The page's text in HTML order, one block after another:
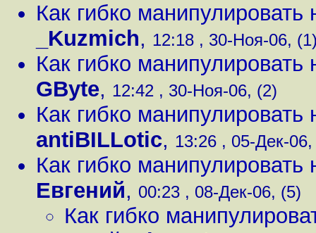
Как гибко
_Kuzmich, 12:18 , 30-Ноя-06,
Как гибко
GByte, 12:42 , 30-Ноя-06, (2)
Как гибко
antiBILLotic, 13:26 , 05-Дек-
Как гибко
Евгений, 00:23 , 08-Дек-06, (5)
Как гибко